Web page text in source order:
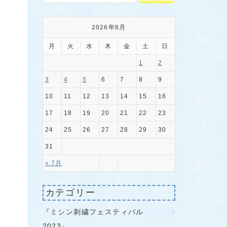
2026年8月
月 火 水 木 金 土 日
« 7月
1 2
3 4 5 6 7 8 9
10 11 12 13 14 15 16
17 18 19 20 21 22 23
24 25 26 27 28 29 30
31
カテゴリー
『ミシン刺繍フェスティバル